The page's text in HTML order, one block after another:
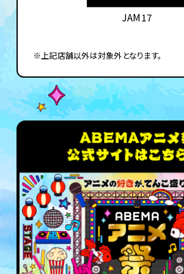
JAM17
※上記店舗以外は対象外となります。